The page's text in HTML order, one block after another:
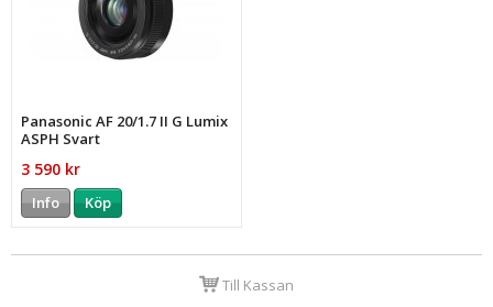
Panasonic AF 20/1.7 II G Lumix
ASPH Svart
3 590 kr
Info Köp
Till Kassan